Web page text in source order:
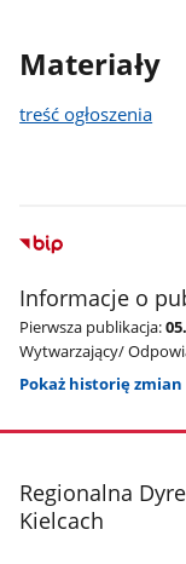
Materiały
treść ogłoszenia
Informacje o
Pierwsza publikacja:
Wytwarzający/
Pokaż historię zmian
stopka
Regionalna
Kielcach